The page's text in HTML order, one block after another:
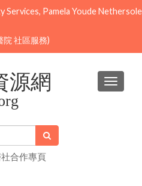
Services, Pamela Youde Nethersole
院 社區服務)
切
合作專頁